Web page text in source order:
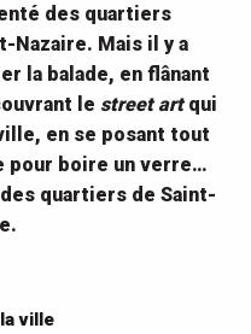
des quartiers
Nazaire. Mais il y a
la balade, en flânant
le street artqui
en se posant tout
pour boire un verre…
des quartiers de Saint-
ville